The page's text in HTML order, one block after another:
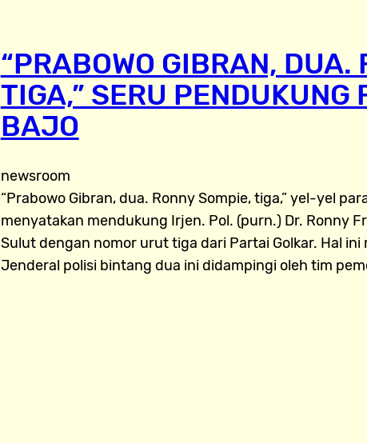
“PRABOWO GIBRAN, DUA.
TIGA,” SERU PENDUKUNG
BAJO
newsroom
“Prabowo Gibran, dua. Ronny Sompie, tiga,” yel-yel
menyatakan mendukung Irjen. Pol. (purn.) Dr. Ronny
Sulut dengan nomor urut tiga dari Partai Golkar. Hal
Jenderal polisi bintang dua ini didampingi oleh tim